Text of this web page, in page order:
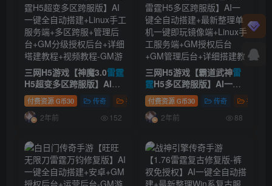
三网H5游戏【神魔3.0雷霆
H5超变多区跨服版】AI一
键全自动搭建+Linux手工
服务端+多区跨服+管理后
台+GM分级授权后台+详细
付费资源 G币30 传奇 手游资源 网页H5
2年前 152
三网H5游戏【霸道武神雷
霆H5多区跨服版】AI一键
全自动搭建+最新整理单机
一键即玩镜像端+Linux手
工服务端+GM授权后台
程
付费资源 G币30 传奇 手游资
2年前 88